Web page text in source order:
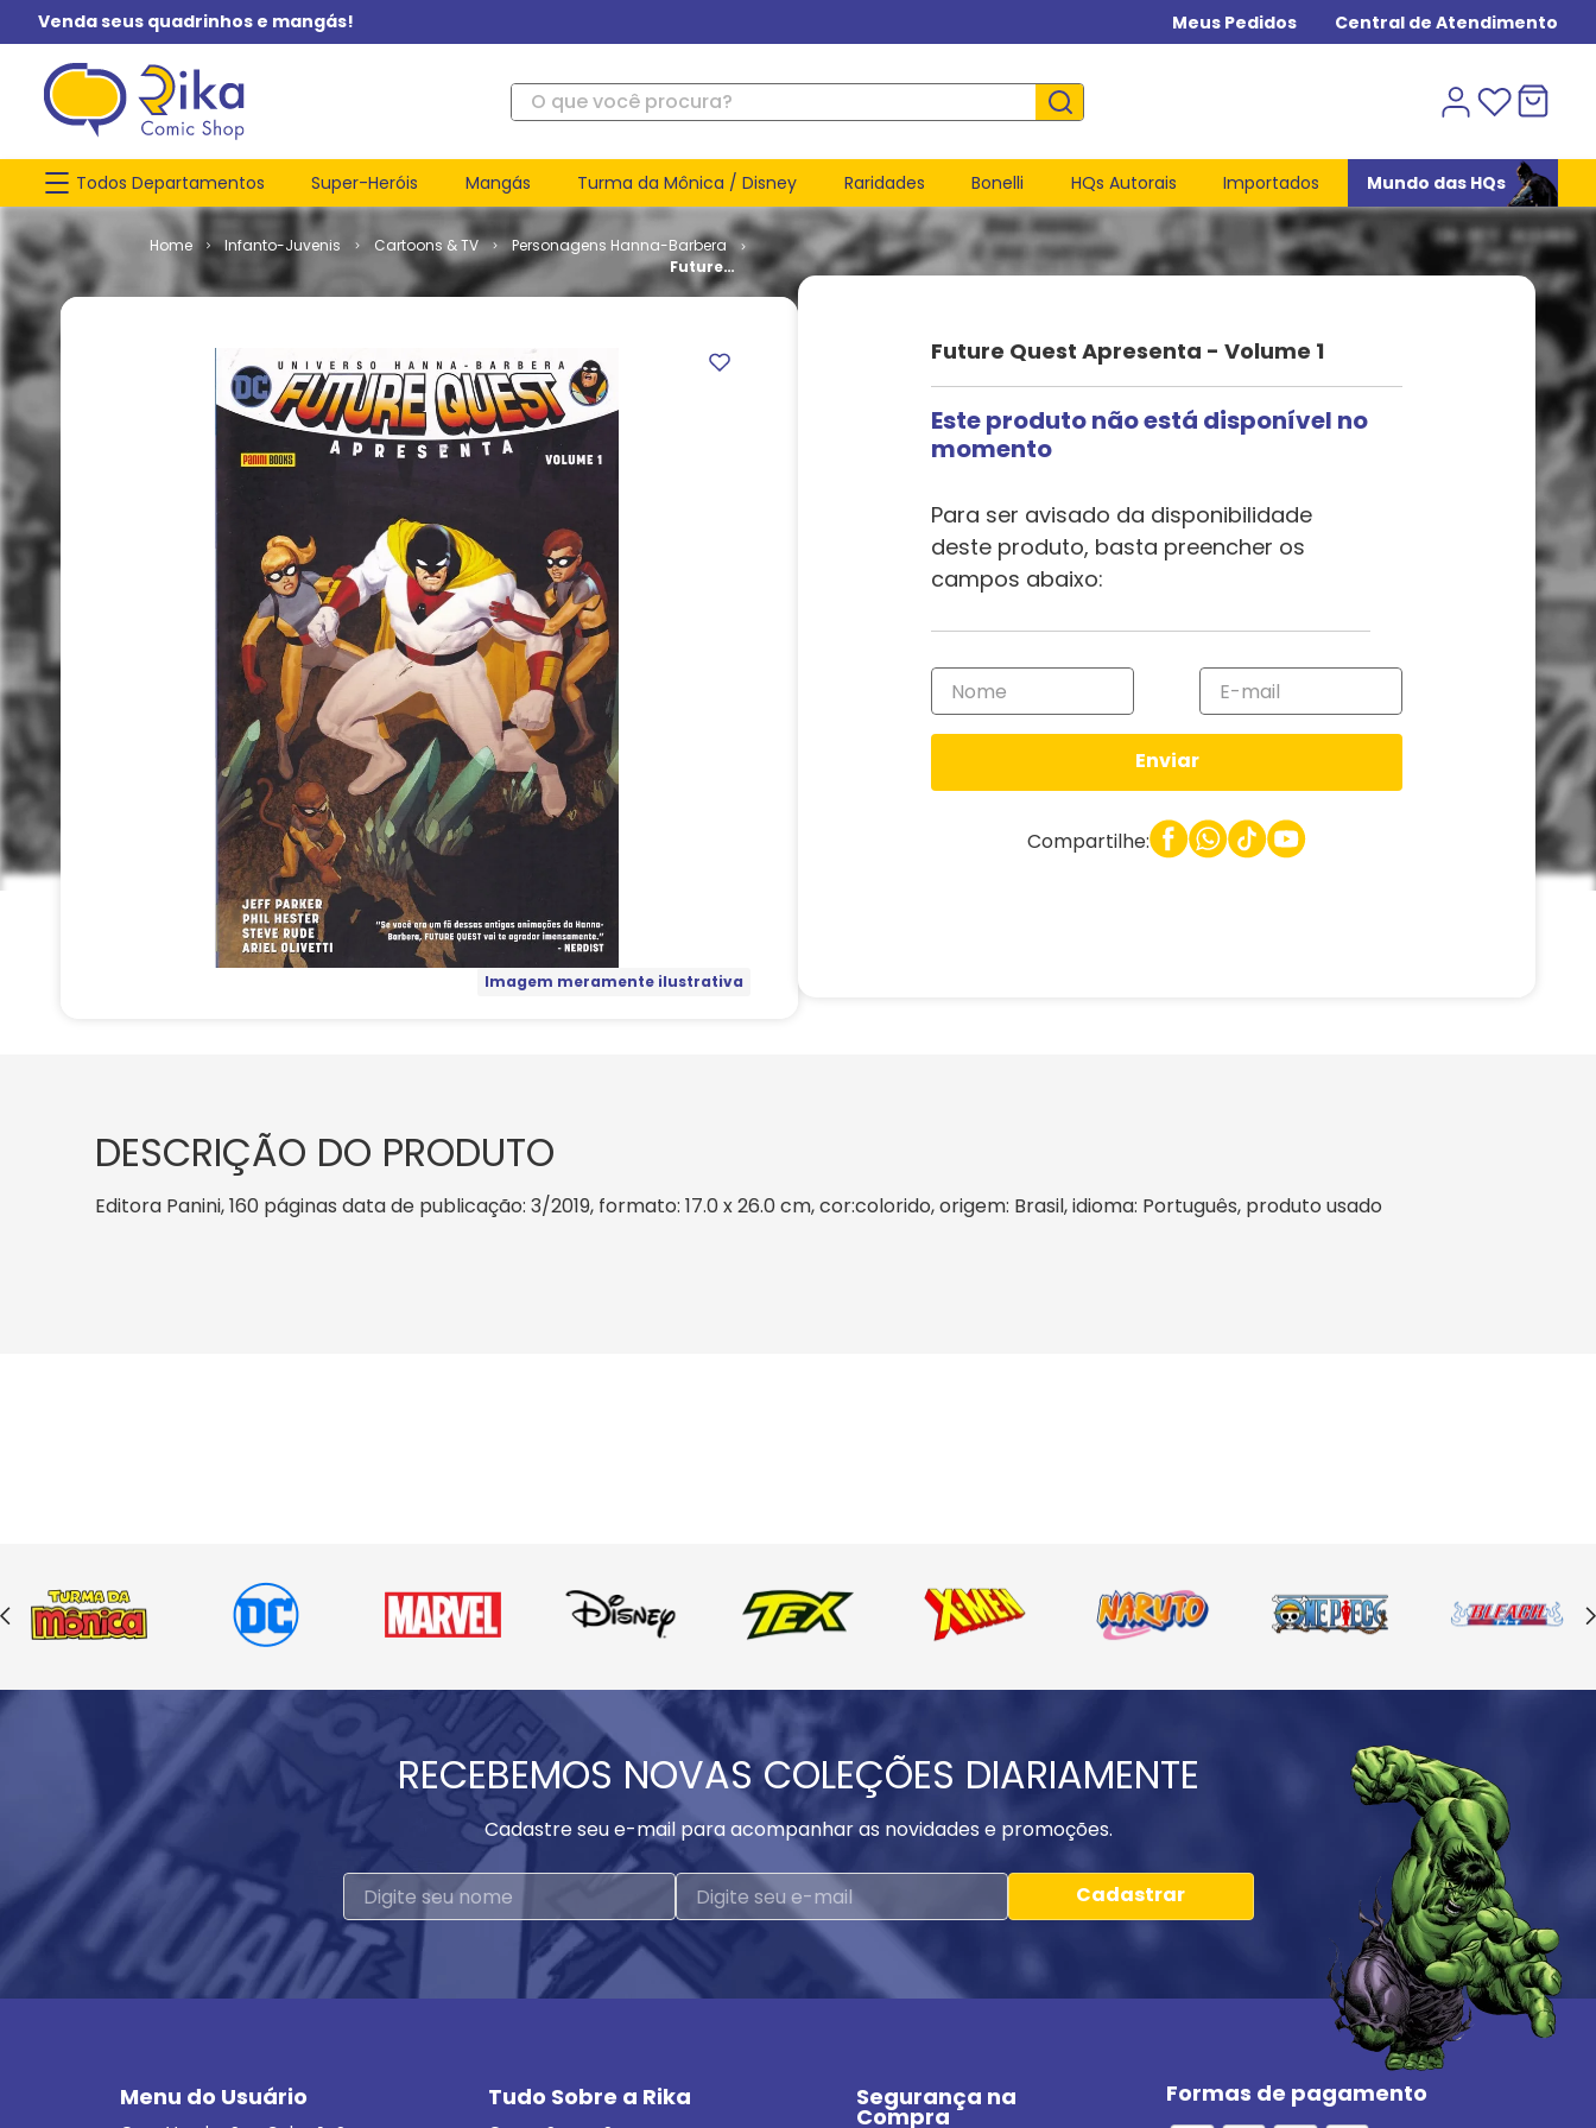
Venda seus quadrinhos e mangás! Meus Pedidos Central de Atendimento
O que você procura?
Todos Departamentos Super-Heróis Mangás Turma da Mônica / Disney Raridades Bonelli HQs Autorais Importados Mundo das HQs
Infanto-Juvenis Cartoons & TV
Personagens Hanna-Barbera
Future
Quest
Imagem meramente ilustrativa
Future Quest Apresenta - Volume 1
Este produto não está disponível no
momento
Para ser avisado da disponibilidade
deste produto, basta preencher os
campos abaixo:
Enviar
Compartilhe:
DESCRIÇÃO DO PRODUTO
Editora Panini, 160 páginas data de publicação: 3/2019, formato: 17.0 x 26.0 cm, cor:colorido, origem: Brasil, idioma: Português, produto usado
RECEBEMOS NOVAS COLEÇÕES DIARIAMENTE
Cadastre seu e-mail para acompanhar as novidades e promoções.
Cadastrar
Menu do Usuário Tudo Sobre a Rika Segurança na
Compra
Formas de pagamento